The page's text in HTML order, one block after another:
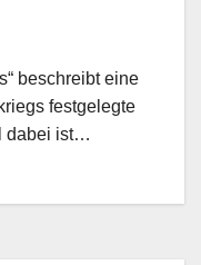
beschreibt eine
festgelegte
dabei ist…